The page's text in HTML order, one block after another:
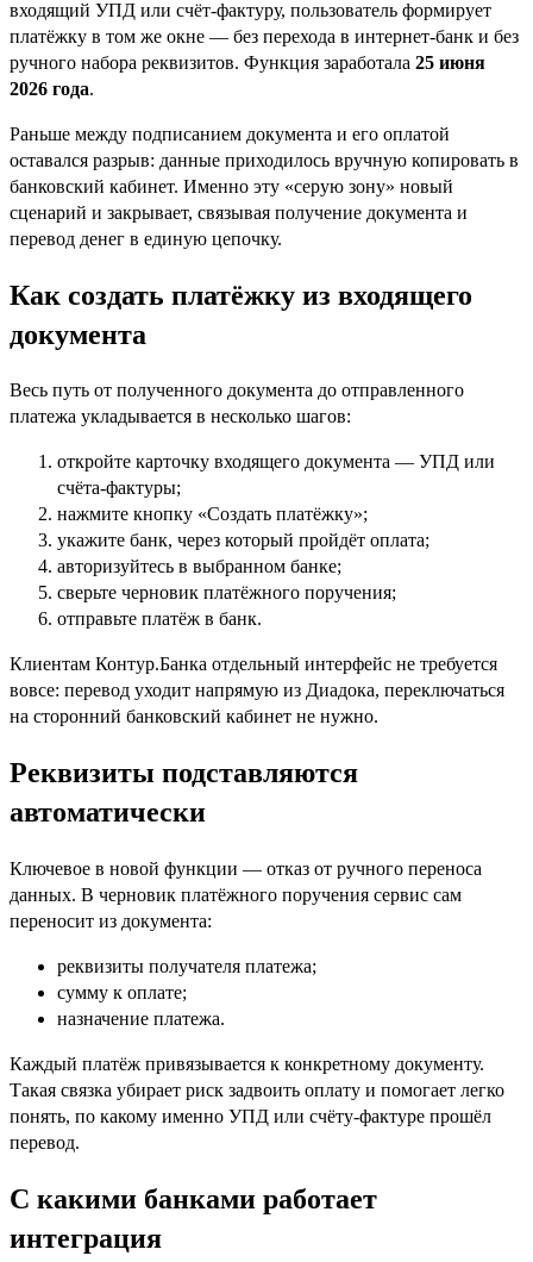
входящий УПД или счёт-фактуру, пользователь формирует
платёжку в том же окне — без перехода в интернет-банк и без
ручного набора реквизитов. Функция заработала 25 июня
2026 года.
Раньше между подписанием документа и его оплатой
оставался разрыв: данные приходилось вручную копировать в
банковский кабинет. Именно эту «серую зону» новый
сценарий и закрывает, связывая получение документа и
перевод денег в единую цепочку.
Как создать платёжку из входящего
документа
Весь путь от полученного документа до отправленного
платежа укладывается в несколько шагов:
откройте карточку входящего документа — УПД или
счёта-фактуры;
нажмите кнопку «Создать платёжку»;
укажите банк, через который пройдёт оплата;
авторизуйтесь в выбранном банке;
сверьте черновик платёжного поручения;
отправьте платёж в банк.
Клиентам Контур.Банка отдельный интерфейс не требуется
вовсе: перевод уходит напрямую из Диадока, переключаться
на сторонний банковский кабинет не нужно.
Реквизиты подставляются
автоматически
Ключевое в новой функции — отказ от ручного переноса
данных. В черновик платёжного поручения сервис сам
переносит из документа:
реквизиты получателя платежа;
сумму к оплате;
назначение платежа.
Каждый платёж привязывается к конкретному документу.
Такая связка убирает риск задвоить оплату и помогает легко
понять, по какому именно УПД или счёту-фактуре прошёл
перевод.
С какими банками работает
интеграция